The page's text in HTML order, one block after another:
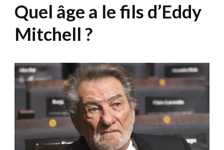
Quel âge a le fils d’Eddy
Mitchell ?